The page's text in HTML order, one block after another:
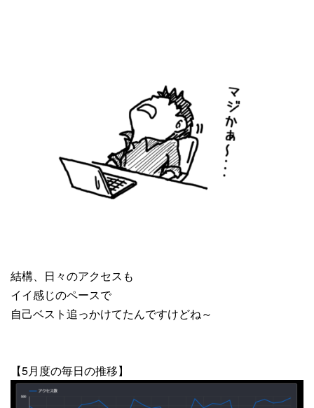
結構、日々のアクセスも
イイ感じのペースで
自己ベスト追っかけてたんですけどね～
【5月度の毎日の推移】